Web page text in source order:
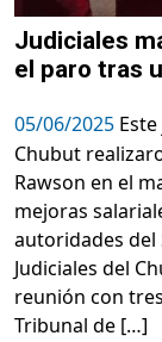
Judiciales
el paro tras
05/06/2025
Chubut
Rawson en el
mejoras
autoridades del
Judiciales del
reunión con
Tribunal de […]